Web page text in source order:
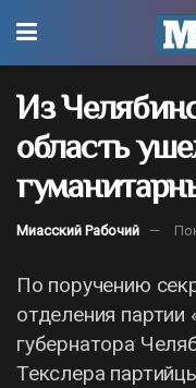
Из
область
Миасский Рабочий
По поручению
отделения партии
губернатора
Текслера